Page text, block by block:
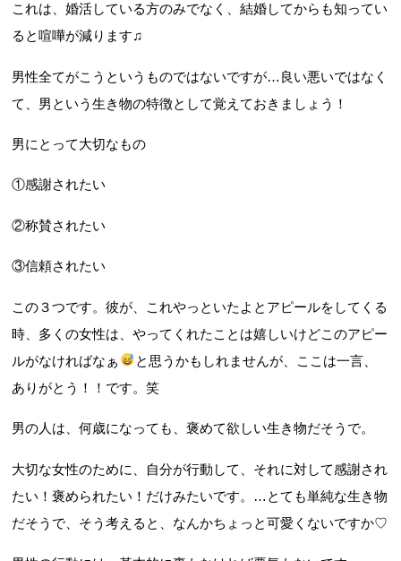
これは、婚活している方のみでなく、結婚してからも知ってい
ると喧嘩が減ります♫
男性全てがこうというものではないですが…良い悪いではなく
て、男という生き物の特徴として覚えておきましょう！
男にとって大切なもの
①感謝されたい
②称賛されたい
③信頼されたい
この３つです。彼が、これやっといたよとアピールをしてくる
時、多くの女性は、やってくれたことは嬉しいけどこのアピー
ルがなければなぁ
と思うかもしれませんが、ここは一言、
ありがとう！！です。笑
男の人は、何歳になっても、褒めて欲しい生き物だそうで。
大切な女性のために、自分が行動して、それに対して感謝され
たい！褒められたい！だけみたいです。…とても単純な生き物
だそうで、そう考えると、なんかちょっと可愛くないですか♡